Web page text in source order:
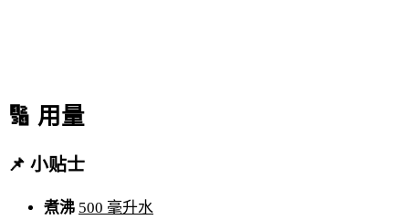
🔢 用量
📌 小贴士
煮沸 500 毫升水